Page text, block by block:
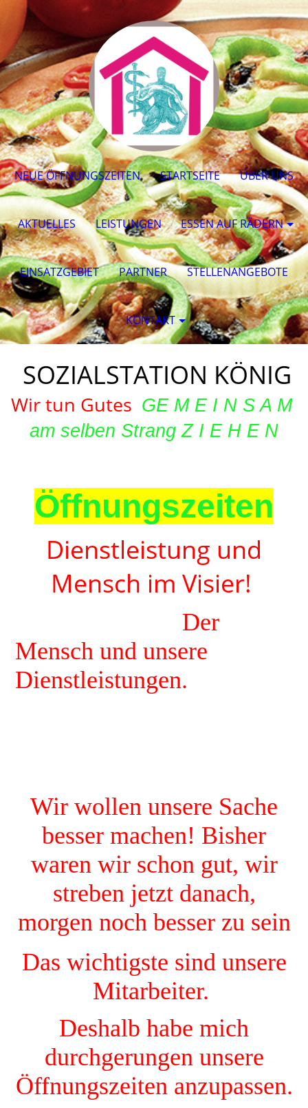
SOZIAL­STATION KÖNIG
Wir tun Gutes GEM E I N S A M
am selben Strang Z I E H E N
Öffnungszeiten
Dienstleistung und
Mensch im Visier!
Der
Mensch und unsere
Dienstleistungen.
Wir wollen unsere Sache
besser machen! Bisher
waren wir schon gut, wir
streben jetzt danach,
morgen noch besser zu sein
Das wichtigste sind unsere
Mitarbeiter.
Deshalb habe mich
durchgerungen unsere
Öffnungszeiten anzupassen.
NEUE ÖFFNUNGSZEITEN STARTSEITE ÜBER UNS
AKTUELLES LEISTUNGEN ESSEN AUF RÄDERN
EINSATZGEBIET PARTNER STELLENANGEBOTE
KONTAKT